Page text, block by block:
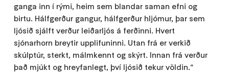
ganga inn í rými, heim sem blandar saman efni og
birtu. Hálfgerður gangur, hálfgerður hljómur, þar sem
ljósið sjálft verður leiðarljós á ferðinni. Hvert
sjónarhorn breytir upplifuninni. Utan frá er verkið
skúlptúr, sterkt, málmkennt og skýrt. Innan frá verður
það mjúkt og hreyfanlegt, því ljósið tekur völdin.“